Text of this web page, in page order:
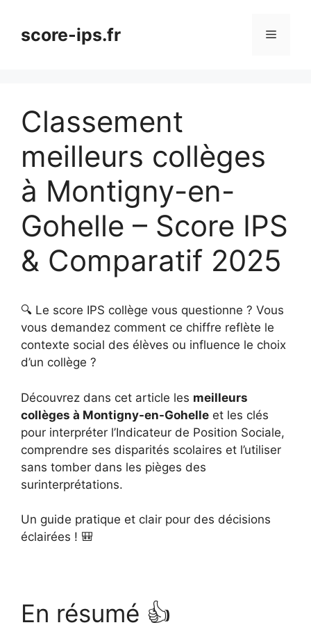
contenuscore-ips.fr Menu
Classement
meilleurs collèges
à Montigny-en-
Gohelle – Score IPS
& Comparatif 2025
🔍 Le score IPS collège vous questionne ? Vous
vous demandez comment ce chiffre reflète le
contexte social des élèves ou influence le choix
d’un collège ?
Découvrez dans cet article les meilleurs
collèges à Montigny-en-Gohelle et les clés
pour interpréter l’Indicateur de Position Sociale,
comprendre ses disparités scolaires et l’utiliser
sans tomber dans les pièges des
surinterprétations.
Un guide pratique et clair pour des décisions
éclairées ! 🎒
En résumé 👍